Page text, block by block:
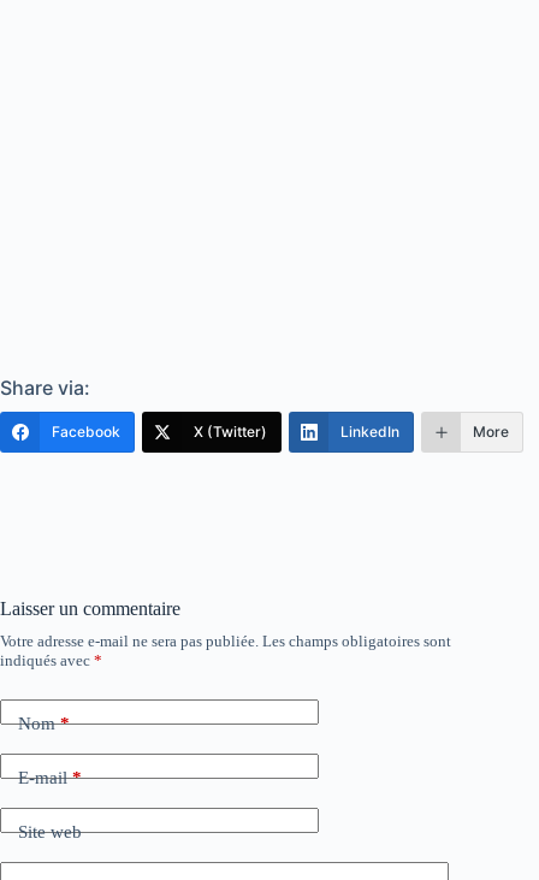
Share via:
Facebook X (Twitter) LinkedIn More
Laisser un commentaire
Votre adresse e-mail ne sera pas publiée. Les champs obligatoires sont
indiqués avec *
Nom*
E-mail*
Site web